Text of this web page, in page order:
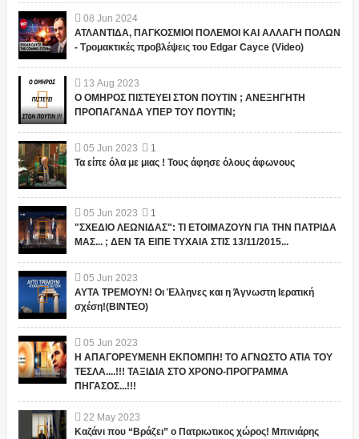
08 Jun 2024
ΑΤΛΑΝΤΙΔΑ, ΠΑΓΚΟΣΜΙΟΙ ΠΟΛΕΜΟΙ ΚΑΙ ΑΛΛΑΓΗ ΠΟΛΩΝ
- Τρομακτικές προβλέψεις του Edgar Cayce (Video)
13 Aug 2023
Ο ΟΜΗΡΟΣ ΠΙΣΤΕΥΕΙ ΣΤΟΝ ΠΟΥΤΙΝ ; ΑΝΕΞΗΓΗΤΗ
ΠΡΟΠΑΓΑΝΔΑ ΥΠΕΡ ΤΟΥ ΠΟΥΤΙΝ;
05 Jun 2023
1
Τα είπε όλα με μιας ! Τους άφησε όλους άφωνους
05 Jun 2023
1
"ΣΧΕΔΙΟ ΛΕΩΝΙΔΑΣ": ΤΙ ΕΤΟΙΜΑΖΟΥΝ ΓΙΑ ΤΗΝ ΠΑΤΡΙΔΑ
ΜΑΣ... ; ΔΕΝ ΤΑ ΕΙΠΕ ΤΥΧΑΙΑ ΣΤΙΣ 13/11/2015...
05 Jun 2023
ΑΥΤΑ ΤΡΕΜΟΥΝ! Οι Έλληνες και η Άγνωστη Ιερατική
σχέση!(ΒΙΝΤΕΟ)
05 Jun 2023
Η ΑΠΑΓΟΡΕΥΜΕΝΗ ΕΚΠΟΜΠΗ! ΤΟ ΑΓΝΩΣΤΟ ΑΤΙΑ ΤΟΥ
ΤΕΣΛΑ....!!! ΤΑΞΙΔΙΑ ΣΤΟ ΧΡΟΝΟ-ΠΡΟΓΡΑΜΜΑ
ΠΗΓΑΣΟΣ...!!!
22 May 2023
Καζάνι που “Βράζει” ο Πατριωτικος χώρος! Μπινιάρης